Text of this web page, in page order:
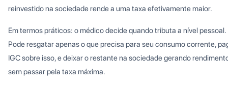
reinvestido na sociedade rende a uma taxa efetivamente maior.
Em termos práticos: o médico decide quando tributa a nível pessoal.
Pode resgatar apenas o que precisa para seu consumo corrente,
IGC sobre isso, e deixar o restante na sociedade gerando
sem passar pela taxa máxima.